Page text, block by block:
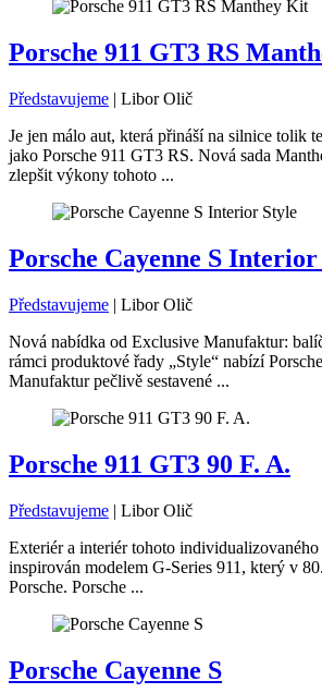
Porsche 911 GT3 RS
Představujeme | Libor Olič
Je jen málo aut, která přináší na silnice tolik
jako Porsche 911 GT3 RS. Nová sada
zlepšit výkony tohoto ...
Porsche Cayenne S
Představujeme | Libor Olič
Nová nabídka od Exclusive Manufaktur:
rámci produktové řady „Style“ nabízí
Manufaktur pečlivě sestavené ...
Porsche 911 GT3 90 F. A.
Představujeme | Libor Olič
Exteriér a interiér tohoto
inspirován modelem G-Series 911, který v
Porsche. Porsche ...
Porsche Cayenne S